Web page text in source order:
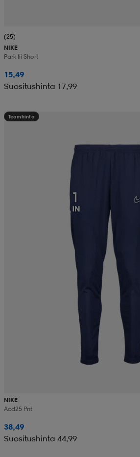
(25)
NIKE
Park Iii Short
15,49
Suositushinta 17,99
Teamhinta
NIKE
Acd25 Pnt
38,49
Suositushinta 44,99